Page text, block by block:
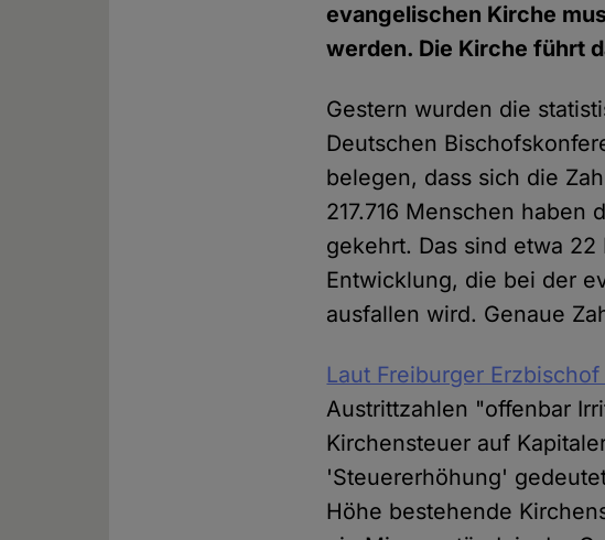
evangelischen Kirche
werden. Die Kirche führt
Gestern wurden die
Deutschen
belegen, dass sich die
217.716 Menschen haben
gekehrt. Das sind etwa 22
Entwicklung, die bei der
ausfallen wird. Genaue
Laut Freiburger
Austrittzahlen "offenbar
Kirchensteuer auf
'Steuererhöhung'
Höhe bestehende